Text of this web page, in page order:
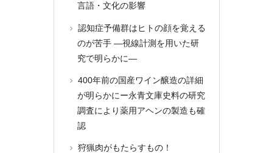
言語・文化の影響
認知症予備群はヒトの顔を覚える
のが苦手 ―視線計測を用いた研
究で明らかに―
400年前の国産ワイン醸造の詳細
が明らかにー永青文庫史料の研究
調査により薬用アヘンの製造も確
認
狩猟肉がもたらすもの！